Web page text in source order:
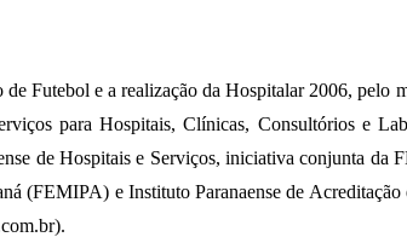
Futebol e a realização da Hospitalar 2006,
para Hospitais, Clínicas, Consultórios e
de Hospitais e Serviços, iniciativa conjunta da
(FEMIPA) e Instituto Paranaense de